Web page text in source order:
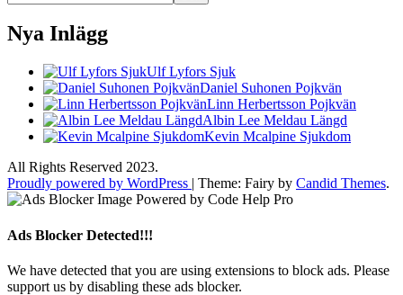
Nya Inlägg
Ulf Lyfors Sjuk
Daniel Suhonen Pojkvän
Linn Herbertsson Pojkvän
Albin Lee Meldau Längd
Kevin Mcalpine Sjukdom
All Rights Reserved 2023.
Proudly powered by WordPress | Theme: Fairy by Candid Themes.
Ads Blocker Detected!!!
We have detected that you are using extensions to block ads. Please
support us by disabling these ads blocker.